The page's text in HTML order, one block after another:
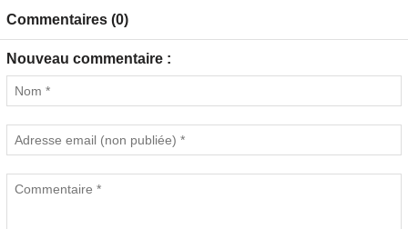
Commentaires (0)
Nouveau commentaire :